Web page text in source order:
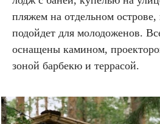
пляжем на отдельном
подойдет для молодоженов.
оснащены камином,
зоной барбекю и террасой.